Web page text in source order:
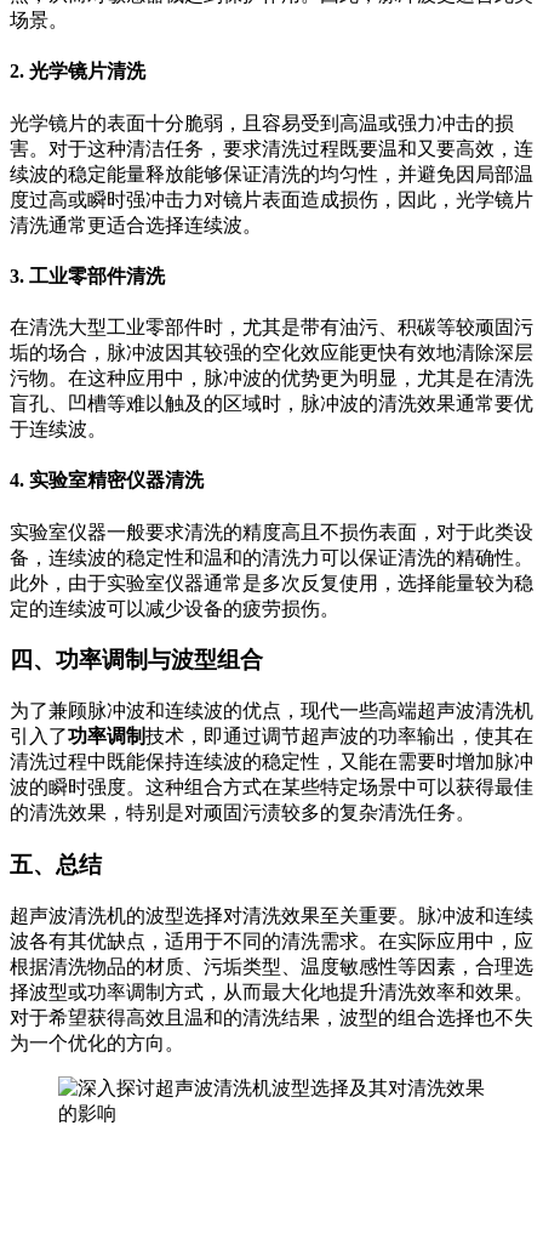
场景。
2. 光学镜片清洗
光学镜片的表面十分脆弱，且容易受到高温或强力冲击的损
害。对于这种清洁任务，要求清洗过程既要温和又要高效，连
续波的稳定能量释放能够保证清洗的均匀性，并避免因局部温
度过高或瞬时强冲击力对镜片表面造成损伤，因此，光学镜片
清洗通常更适合选择连续波。
3. 工业零部件清洗
在清洗大型工业零部件时，尤其是带有油污、积碳等较顽固污
垢的场合，脉冲波因其较强的空化效应能更快有效地清除深层
污物。在这种应用中，脉冲波的优势更为明显，尤其是在清洗
盲孔、凹槽等难以触及的区域时，脉冲波的清洗效果通常要优
于连续波。
4. 实验室精密仪器清洗
实验室仪器一般要求清洗的精度高且不损伤表面，对于此类设
备，连续波的稳定性和温和的清洗力可以保证清洗的精确性。
此外，由于实验室仪器通常是多次反复使用，选择能量较为稳
定的连续波可以减少设备的疲劳损伤。
四、功率调制与波型组合
为了兼顾脉冲波和连续波的优点，现代一些高端超声波清洗机
引入了功率调制技术，即通过调节超声波的功率输出，使其在
清洗过程中既能保持连续波的稳定性，又能在需要时增加脉冲
波的瞬时强度。这种组合方式在某些特定场景中可以获得最佳
的清洗效果，特别是对顽固污渍较多的复杂清洗任务。
五、总结
超声波清洗机的波型选择对清洗效果至关重要。脉冲波和连续
波各有其优缺点，适用于不同的清洗需求。在实际应用中，应
根据清洗物品的材质、污垢类型、温度敏感性等因素，合理选
择波型或功率调制方式，从而最大化地提升清洗效率和效果。
对于希望获得高效且温和的清洗结果，波型的组合选择也不失
为一个优化的方向。